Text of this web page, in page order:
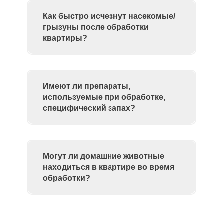
Как быстро исчезнут насекомые/
грызуны после обработки
квартиры?
Имеют ли препараты,
используемые при обработке,
специфический запах?
Могут ли домашние животные
находиться в квартире во время
обработки?